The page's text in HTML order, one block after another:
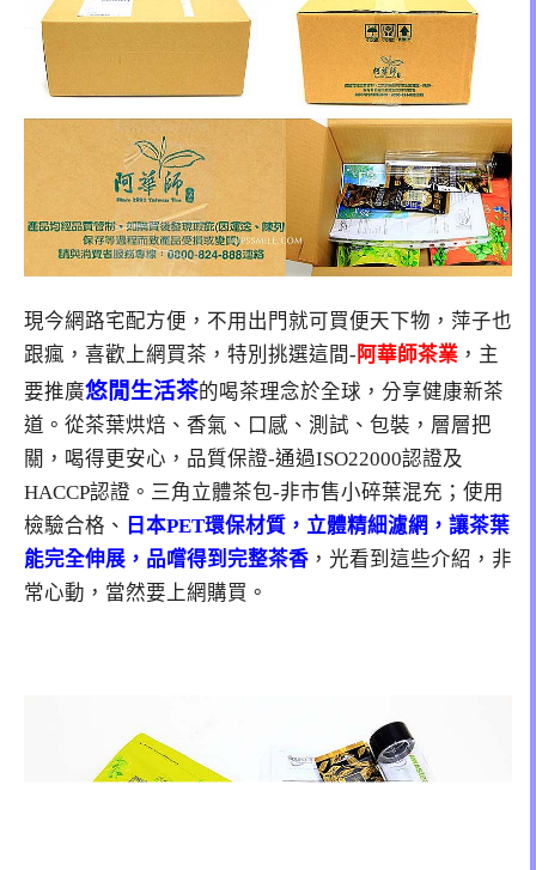
現今網路宅配方便，不用出門就可買便天下物，萍子也
跟瘋，喜歡上網買茶，特別挑選這間- 阿華師茶業 ，主
要推廣悠閒生活茶的喝茶理念於全球，分享健康新茶
道。從茶葉烘焙、香氣、口感、測試、包裝，層層把
關，喝得更安心，品質保證-通過ISO22000認證及
HACCP認證。三角立體茶包-非市售小碎葉混充；使用
檢驗合格、 日本PET環保材質，立體精細濾網，讓茶葉
能完全伸展，品嚐得到完整茶香 ，光看到這些介紹，非
常心動，當然要上網購買。